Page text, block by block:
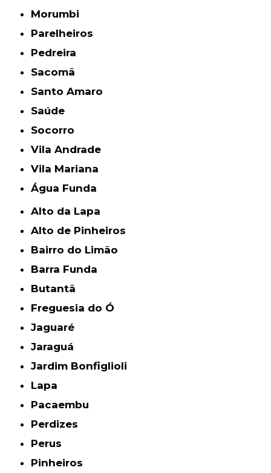
Morumbi
Parelheiros
Pedreira
Sacomã
Santo Amaro
Saúde
Socorro
Vila Andrade
Vila Mariana
Água Funda
Alto da Lapa
Alto de Pinheiros
Bairro do Limão
Barra Funda
Butantã
Freguesia do Ó
Jaguaré
Jaraguá
Jardim Bonfiglioli
Lapa
Pacaembu
Perdizes
Perus
Pinheiros